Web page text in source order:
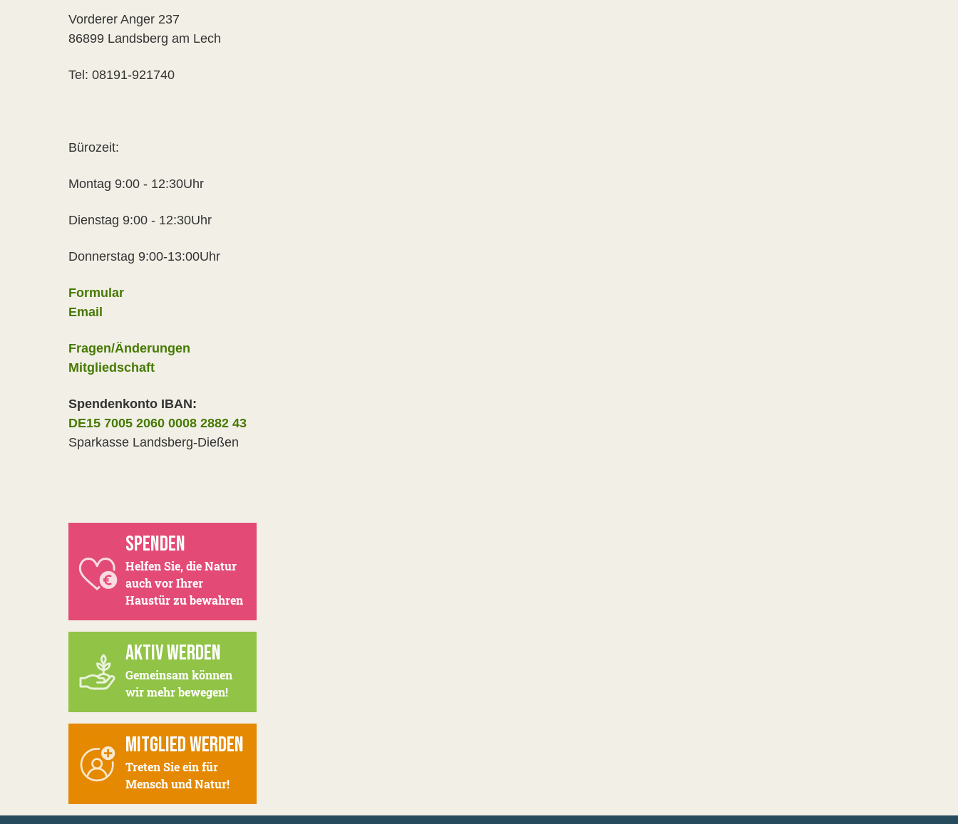
Vorderer Anger 237
86899 Landsberg am Lech
Tel: 08191-921740
Bürozeit:
Montag 9:00 - 12:30Uhr
Dienstag 9:00 - 12:30Uhr
Donnerstag 9:00-13:00Uhr
Formular
Email
Fragen/Änderungen
Mitgliedschaft
Spendenkonto IBAN:
DE15 7005 2060 0008 2882 43
Sparkasse Landsberg-Dießen
SPENDEN
Helfen Sie, die Natur
auch vor Ihrer
Haustür zu bewahren
AKTIV WERDEN
Gemeinsam können
wir mehr bewegen!
MITGLIED WERDEN
Treten Sie ein für
Mensch und Natur!